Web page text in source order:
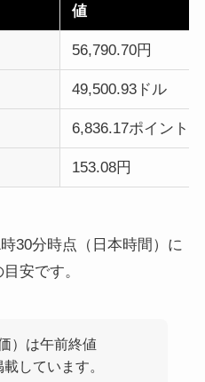
値
56,790.70円
49,500.93ドル
6,836.17ポイント
153.08円
30分時点（日本時間）に
安です。
）は午前終値
載しています。